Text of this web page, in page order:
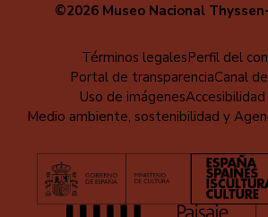
©2026 Museo Nacional
pie
Términos legalesPerfil del
Portal de transparenciaCanal
Uso de imágenes
Medio ambiente, sostenibilidad y